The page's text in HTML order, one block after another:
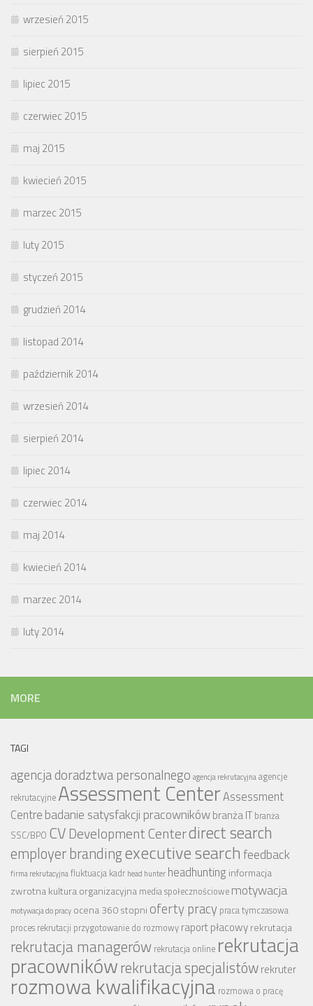
wrzesień 2015
sierpień 2015
lipiec 2015
czerwiec 2015
maj 2015
kwiecień 2015
marzec 2015
luty 2015
styczeń 2015
grudzień 2014
listopad 2014
październik 2014
wrzesień 2014
sierpień 2014
lipiec 2014
czerwiec 2014
maj 2014
kwiecień 2014
marzec 2014
luty 2014
MORE
TAGI
agencja doradztwa personalnego agencja rekrutacyjnaagencje
rekrutacyjne Assessment CenterAssessment
Centre badanie satysfakcji pracownikówbranża IT branża
SSC/BPO CV Development Centerdirect search
employer brandingexecutive searchfeedback
firma rekrutacyjnafluktuacja kadr head hunter headhunting informacja
zwrotnakultura organizacyjna media społecznościowe motywacja
motywacja do pracy ocena 360 stopni oferty pracy praca tymczasowa
proces rekrutacji przygotowanie do rozmowy raport płacowyrekrutacja
rekrutacja managerów rekrutacja online rekrutacja
pracownikówrekrutacja specjalistówrekruter
rozmowa kwalifikacyjna rozmowa o pracę